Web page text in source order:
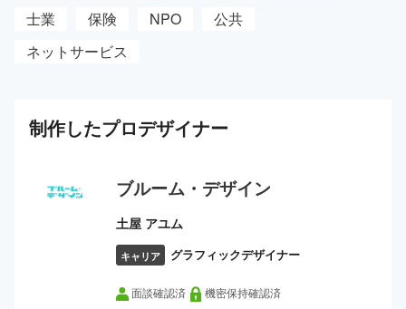
士業
保険 NPO
公共
ネットサービス
制作したプロデザイナー
ブルーム・デザイン
土屋 アユム
キャリア グラフィックデザイナー
面談確認済 機密保持確認済